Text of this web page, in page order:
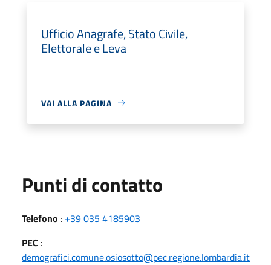
Ufficio Anagrafe, Stato Civile,
Elettorale e Leva
VAI ALLA PAGINA
Punti di contatto
Telefono : +39 035 4185903
PEC :
demografici.comune.osiosotto@pec.regione.lombardia.it